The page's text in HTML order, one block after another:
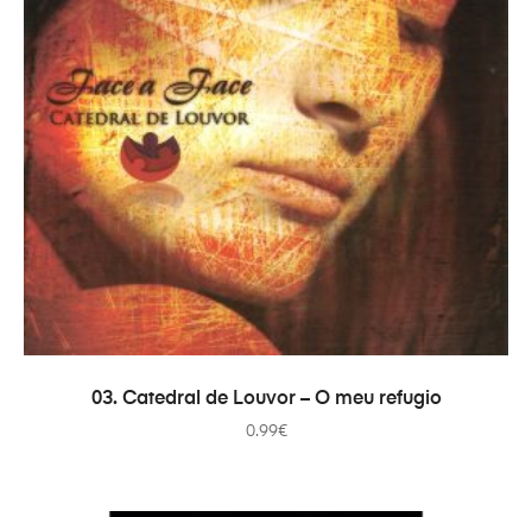
ADICIONAR
03. Catedral de Louvor – O meu refugio
0.99€